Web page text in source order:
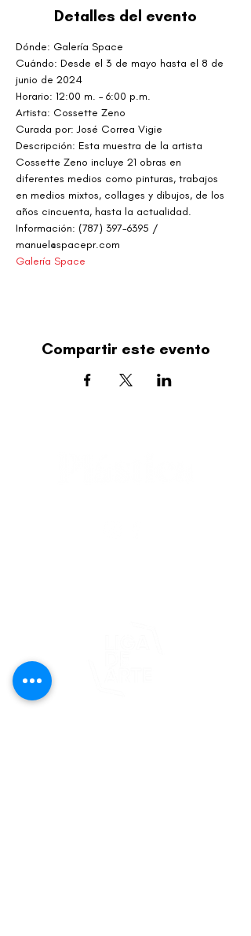
Detalles del evento
Dónde: Galería Space
Cuándo: Desde el 3 de mayo hasta el 8 de
junio de 2024
Horario: 12:00 m. – 6:00 p.m.
Artista: Cossette Zeno
Curada por: José Correa Vigie
Descripción: Esta muestra de la artista
Cossette Zeno incluye 21 obras en
diferentes medios como pinturas, trabajos
en medios mixtos, collages y dibujos, de los
años cincuenta, hasta la actualidad.
Información: (787) 397-6395 /
manuel@spacepr.com
Galería Space
Compartir este evento